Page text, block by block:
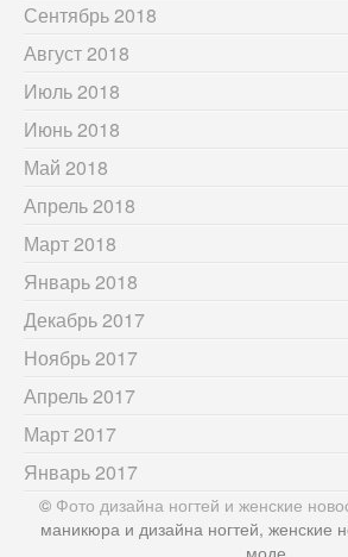
Сентябрь 2018
Август 2018
Июль 2018
Июнь 2018
Май 2018
Апрель 2018
Март 2018
Январь 2018
Декабрь 2017
Ноябрь 2017
Апрель 2017
Март 2017
Январь 2017
© Фото дизайна ногтей и женские
маникюра и дизайна ногтей, женские
моде